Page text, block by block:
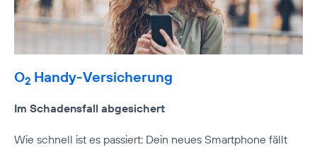
O2 Handy-Versicherung
Im Schadensfall abgesichert
Wie schnell ist es passiert: Dein neues Smartphone fällt